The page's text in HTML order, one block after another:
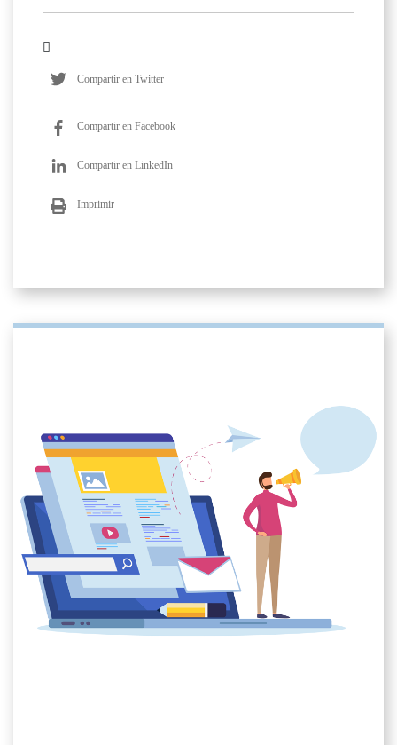
Compartir en Twitter
Compartir en Facebook
Compartir en LinkedIn
Imprimir